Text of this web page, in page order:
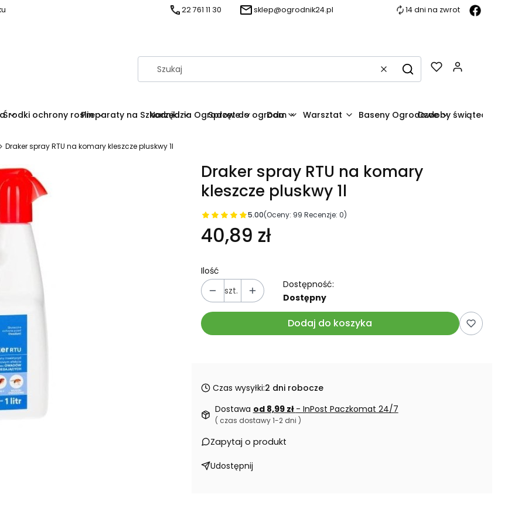
22 761 11 30 sklep@ogrodnik24.pl 14 dni na zwrot
WyczyśćSzukaj
Środki ochrony roslinPreparaty na SzkodnikiNarzędzia OgrodoweSprzęt do ogrodu
Dom Warsztat Baseny OgrodoweOzdoby świąteczne
Draker spray RTU na komary kleszcze pluskwy 1l
Draker spray RTU na komary
kleszcze pluskwy 1l
5.00(Oceny: 99 Recenzje: 0)
40,89 zł
Ilość
szt.
Dostępność:
Dostępny
Dodaj do koszyka
Czas wysyłki:2 dni robocze
Dostawa od 8,99 zł - InPost Paczkomat 24/7
( czas dostawy 1-2 dni )
Zapytaj o produkt
Udostępnij